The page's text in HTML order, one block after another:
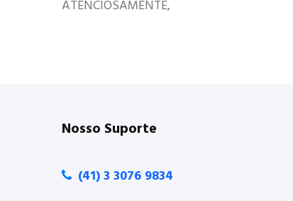
ATENCIOSAMENTE,
Nosso Suporte
(41) 3 3076 9834